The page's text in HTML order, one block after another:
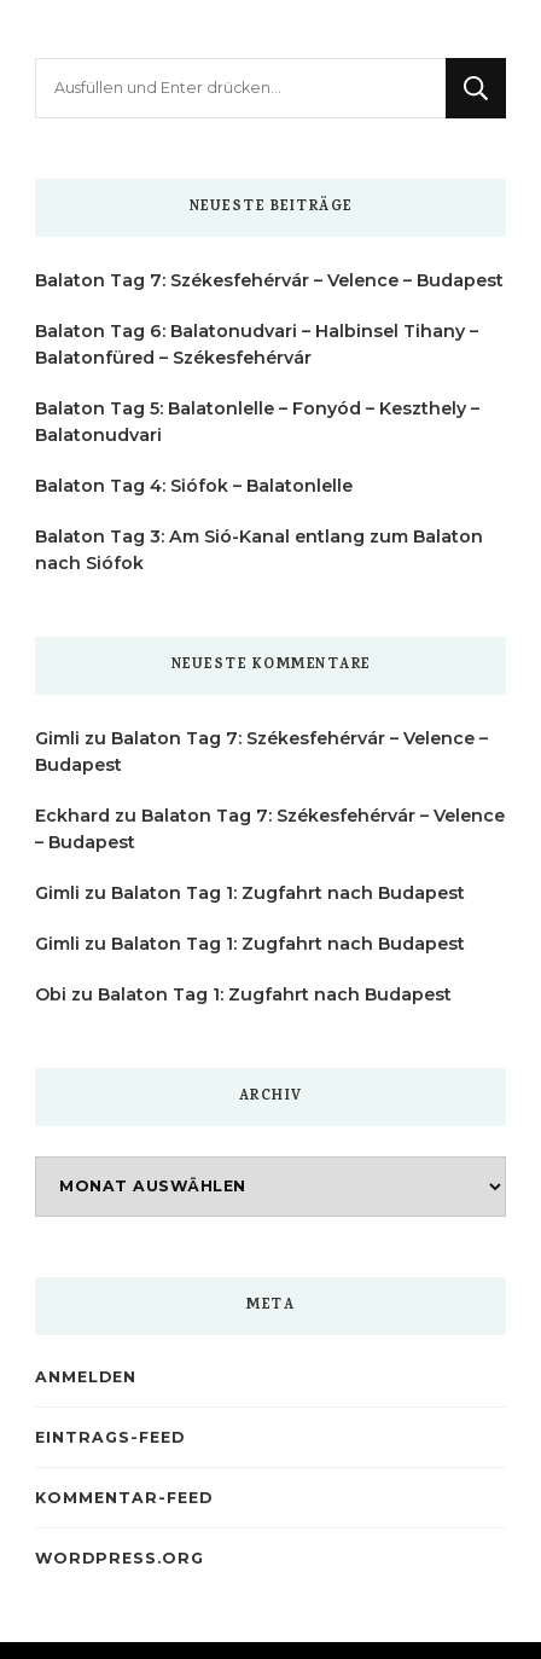
NEUESTE BEITRÄGE
Balaton Tag 7: Székesfehérvár – Velence – Budapest
Balaton Tag 6: Balatonudvari – Halbinsel Tihany –
Balatonfüred – Székesfehérvár
Balaton Tag 5: Balatonlelle – Fonyód – Keszthely –
Balatonudvari
Balaton Tag 4: Siófok – Balatonlelle
Balaton Tag 3: Am Sió-Kanal entlang zum Balaton
nach Siófok
NEUESTE KOMMENTARE
Gimli zu Balaton Tag 7: Székesfehérvár – Velence –
Budapest
Eckhard zu Balaton Tag 7: Székesfehérvár – Velence
– Budapest
Gimli zu Balaton Tag 1: Zugfahrt nach Budapest
Gimli zu Balaton Tag 1: Zugfahrt nach Budapest
Obi zu Balaton Tag 1: Zugfahrt nach Budapest
ARCHIV
META
ANMELDEN
EINTRAGS-FEED
KOMMENTAR-FEED
WORDPRESS.ORG